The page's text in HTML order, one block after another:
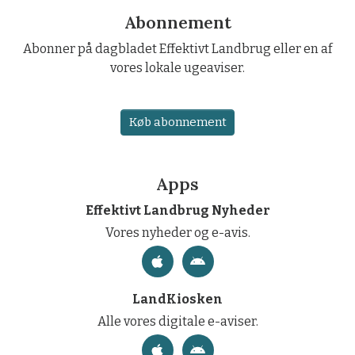
Abonnement
Abonner på dagbladet Effektivt Landbrug eller en af
vores lokale ugeaviser.
Køb abonnement
Apps
Effektivt Landbrug Nyheder
Vores nyheder og e-avis.
LandKiosken
Alle vores digitale e-aviser.